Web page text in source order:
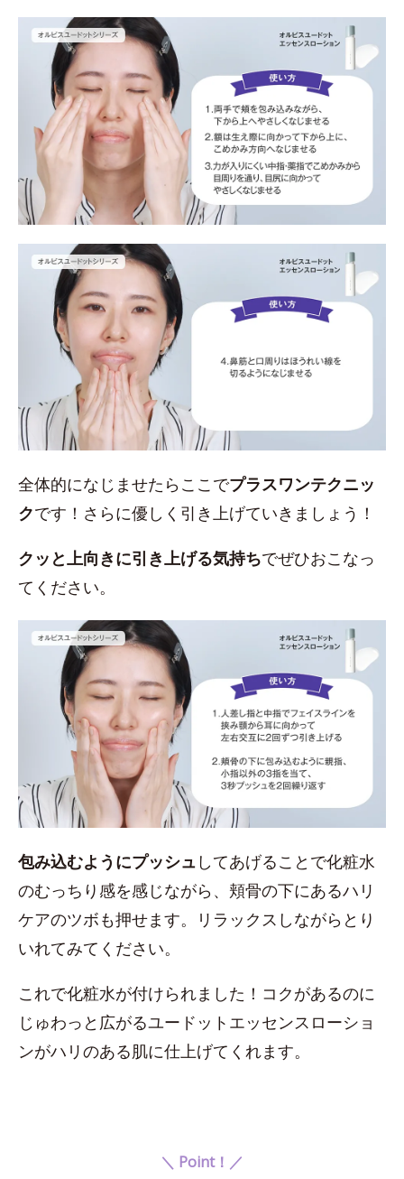
全体的になじませたらここでプラスワンテクニッ
クです！さらに優しく引き上げていきましょう！
クッと上向きに引き上げる気持ちでぜひおこなっ
てください。
包み込むようにプッシュ してあげることで化粧水
のむっちり感を感じながら、頬骨の下にあるハリ
ケアのツボも押せます。リラックスしながらとり
いれてみてください。
これで化粧水が付けられました！コクがあるのに
じゅわっと広がるユードットエッセンスローショ
ンがハリのある肌に仕上げてくれます。
＼ Point！／